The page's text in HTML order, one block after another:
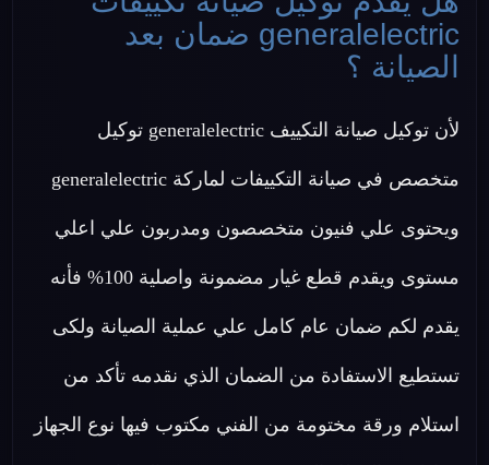
generalelectric ضمان بعد
الصيانة ؟
لأن توكيل صيانة التكييف generalelectric توكيل
متخصص في صيانة التكييفات لماركة generalelectric
ويحتوى علي فنيون متخصصون ومدربون علي اعلي
مستوى ويقدم قطع غيار مضمونة واصلية 100% فأنه
يقدم لكم ضمان عام كامل علي عملية الصيانة ولكى
تستطيع الاستفادة من الضمان الذي نقدمه تأكد من
استلام ورقة مختومة من الفني مكتوب فيها نوع الجهاز